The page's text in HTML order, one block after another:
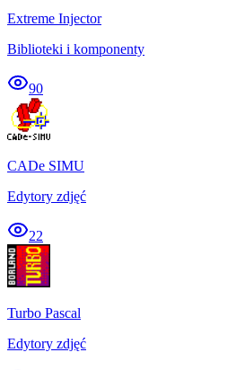
Extreme Injector
Biblioteki i komponenty
90
CADe SIMU
Edytory zdjęć
22
Turbo Pascal
Edytory zdjęć